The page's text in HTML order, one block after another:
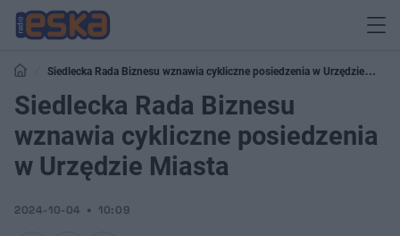
Siedlecka Rada Biznesu wznawia cykliczne posiedzenia w Urzędzie
Miasta
Siedlecka Rada Biznesu
wznawia cykliczne posiedzenia
w Urzędzie Miasta
2024-10-04 10:09